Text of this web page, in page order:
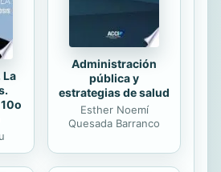
a partir de él, así ...
La
Administración
pública y
estrategias de salud
Esther Noemí
Quesada Barranco